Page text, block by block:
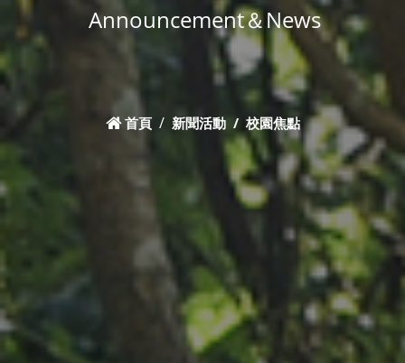
Announcement＆News
首頁 新聞活動 校園焦點